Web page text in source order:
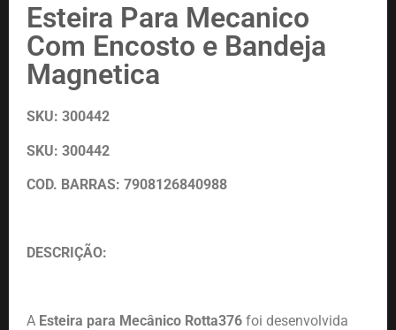
Esteira Para Mecanico
Com Encosto e Bandeja
Magnetica
SKU: 300442
SKU: 300442
COD. BARRAS: 7908126840988
DESCRIÇÃO:
A Esteira para Mecânico Rotta376 foi desenvolvida